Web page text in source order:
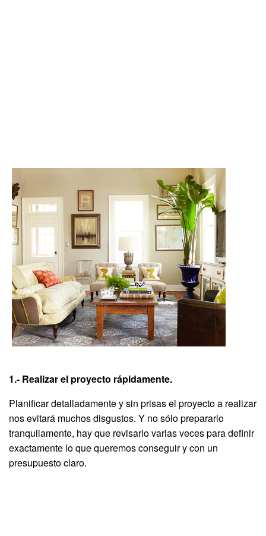
1.- Realizar el proyecto rápidamente.
Planificar detalladamente y sin prisas el proyecto a realizar
nos evitará muchos disgustos. Y no sólo prepararlo
tranquilamente, hay que revisarlo varias veces para definir
exactamente lo que queremos conseguir y con un
presupuesto claro.